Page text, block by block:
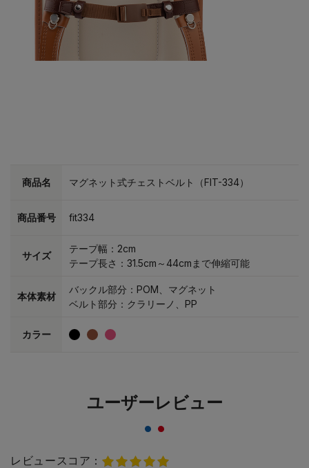
商品名 マグネット式チェストベルト（FIT-334）
商品番号 fit334
サイズ
テープ幅：2cm
テープ長さ：31.5cm～44cmまで伸縮可能
本体素材
バックル部分：POM、マグネット
ベルト部分：クラリーノ、PP
カラー
ユーザーレビュー
レビュースコア：